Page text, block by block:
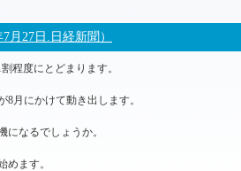
27日.日経新聞）
程度にとどまります。
月にかけて動き出します。
なるでしょうか。
ます。